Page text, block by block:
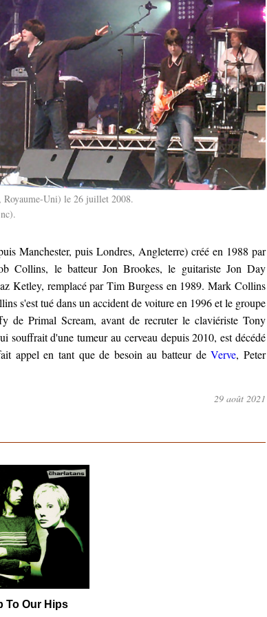
Royaume-Uni) le 26 juillet 2008.
.
Manchester, puis Londres, Angleterre) créé en 1988 par
Collins, le batteur Jon Brookes, le guitariste Jon Day
Ketley, remplacé par Tim Burgess en 1989. Mark Collins
s'est tué dans un accident de voiture en 1996 et le groupe
de Primal Scream, avant de recruter le claviériste Tony
souffrait d'une tumeur au cerveau depuis 2010, est décédé
appel en tant que de besoin au batteur deVerve, Peter
29 août 2021
To Our Hips